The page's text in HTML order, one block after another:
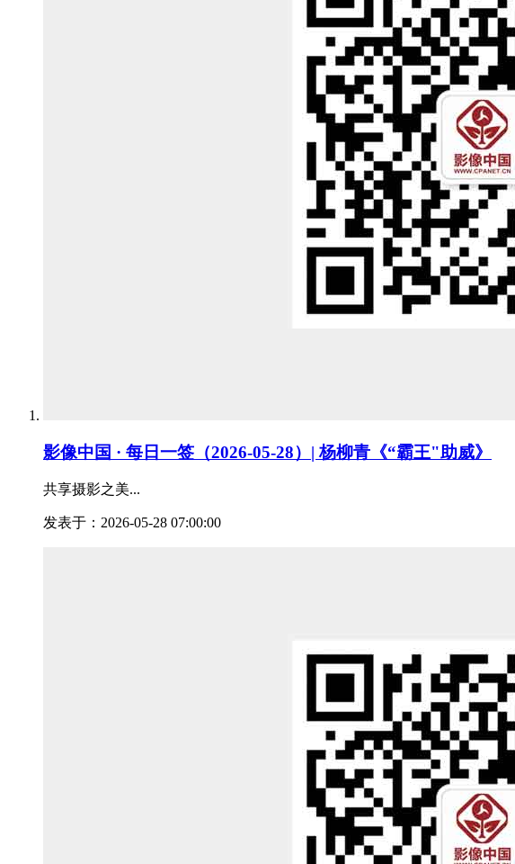
影像中国 · 每日一签（2026-05-28）| 杨柳青《“霸王"助威》
共享摄影之美...
发表于：2026-05-28 07:00:00